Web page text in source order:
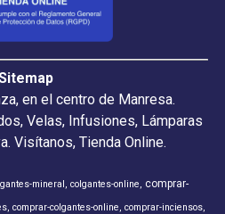
en el centro de Manresa.
Velas, Infusiones, Lámparas
Visítanos, Tienda Online.
mineral colgantes-online
comprar-
comprar-colgantes-online comprar-inciensos